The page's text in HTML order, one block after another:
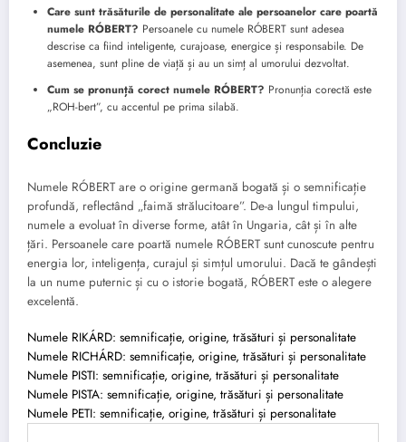
Care sunt trăsăturile de personalitate ale persoanelor care poartă
numele RÓBERT? Persoanele cu numele RÓBERT sunt adesea
descrise ca fiind inteligente, curajoase, energice și responsabile. De
asemenea, sunt pline de viață și au un simț al umorului dezvoltat.
Cum se pronunță corect numele RÓBERT? Pronunția corectă este
„ROH-bert”, cu accentul pe prima silabă.
Concluzie
Numele RÓBERT are o origine germană bogată și o semnificație
profundă, reflectând „faimă strălucitoare”. De-a lungul timpului,
numele a evoluat în diverse forme, atât în ​​Ungaria, cât și în alte
țări. Persoanele care poartă numele RÓBERT sunt cunoscute pentru
energia lor, inteligența, curajul și simțul umorului. Dacă te gândești
la un nume puternic și cu o istorie bogată, RÓBERT este o alegere
excelentă.
Numele RIKÁRD: semnificație, origine, trăsături și personalitate
Numele RICHÁRD: semnificație, origine, trăsături și personalitate
Numele PISTI: semnificație, origine, trăsături și personalitate
Numele PISTA: semnificație, origine, trăsături și personalitate
Numele PETI: semnificație, origine, trăsături și personalitate